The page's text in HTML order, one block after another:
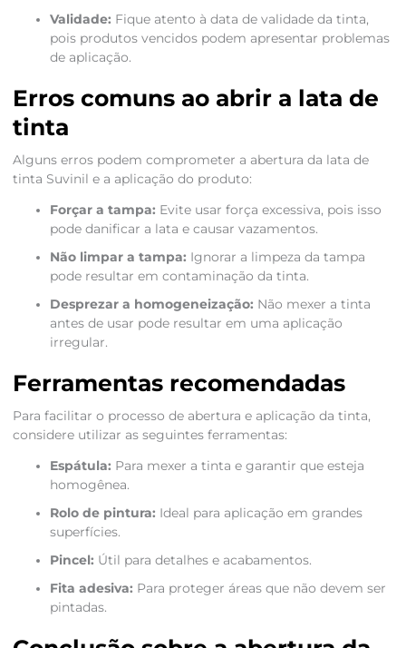
Validade: Fique atento à data de validade da tinta,
pois produtos vencidos podem apresentar problemas
de aplicação.
Erros comuns ao abrir a lata de
tinta
Alguns erros podem comprometer a abertura da lata de
tinta Suvinil e a aplicação do produto:
Forçar a tampa: Evite usar força excessiva, pois isso
pode danificar a lata e causar vazamentos.
Não limpar a tampa: Ignorar a limpeza da tampa
pode resultar em contaminação da tinta.
Desprezar a homogeneização: Não mexer a tinta
antes de usar pode resultar em uma aplicação
irregular.
Ferramentas recomendadas
Para facilitar o processo de abertura e aplicação da tinta,
considere utilizar as seguintes ferramentas:
Espátula: Para mexer a tinta e garantir que esteja
homogênea.
Rolo de pintura: Ideal para aplicação em grandes
superfícies.
Pincel: Útil para detalhes e acabamentos.
Fita adesiva: Para proteger áreas que não devem ser
pintadas.